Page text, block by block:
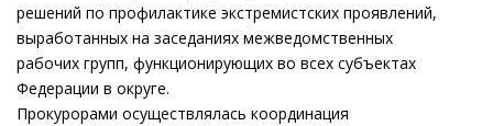
решений по профилактике экстремистских проявлений,
выработанных на заседаниях межведомственных
рабочих групп, функционирующих во всех субъектах
Федерации в округе.
Прокурорами осуществлялась координация